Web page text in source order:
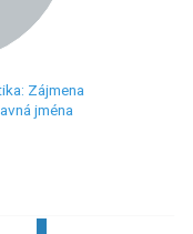
Zájmena
jména